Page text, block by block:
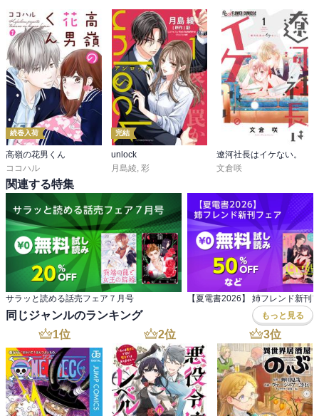
続巻入荷
高嶺の花男くん
ココハル
完結
unlock
月島綾 彩
遼河社長はイケない。
文倉咲
関連する特集
サラッと読める話売フェア７月号 【夏電書2026】 姉フレンド新刊
同じジャンルのランキング もっと見る
1位 2位 3位